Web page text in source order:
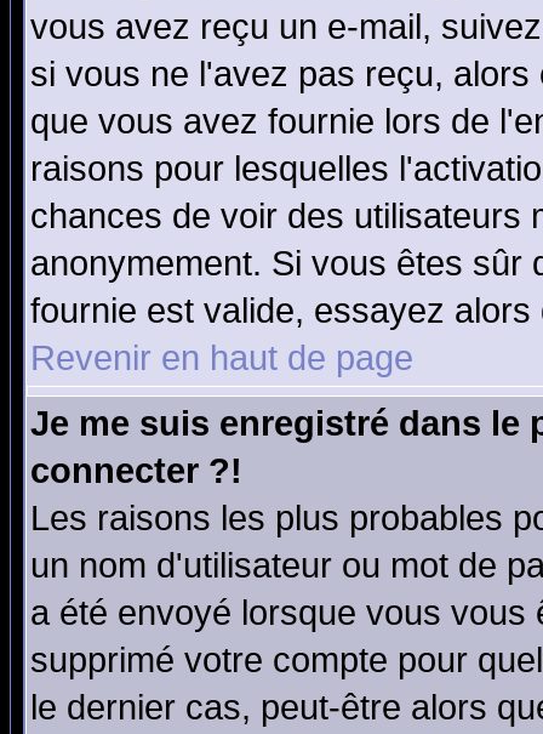
vous avez reçu un e-mail,
si vous ne l'avez pas reçu,
que vous avez fournie lors de
raisons pour lesquelles
chances de voir des utilisateurs
anonymement. Si vous êtes sûr
fournie est valide, essayez
Revenir en haut de page
Je me suis enregistré dans le
connecter ?!
Les raisons les plus probables
un nom d'utilisateur ou mot de
a été envoyé lorsque vous
supprimé votre compte pour
le dernier cas, peut-être alors